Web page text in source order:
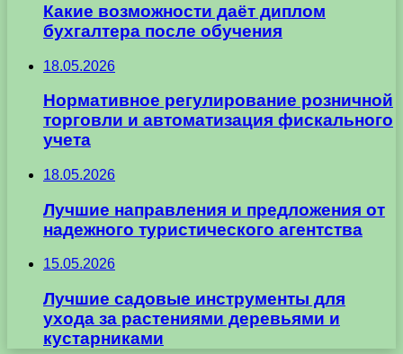
Какие возможности даёт диплом
бухгалтера после обучения
18.05.2026
Нормативное регулирование розничной
торговли и автоматизация фискального
учета
18.05.2026
Лучшие направления и предложения от
надежного туристического агентства
15.05.2026
Лучшие садовые инструменты для
ухода за растениями деревьями и
кустарниками